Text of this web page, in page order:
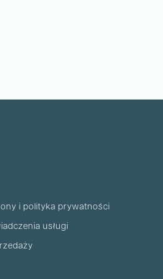
i polityka prywatności
usługi